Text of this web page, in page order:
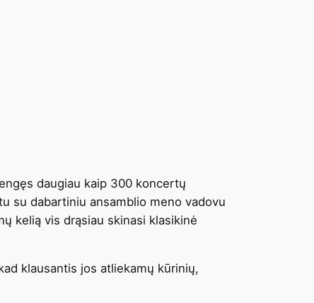
daugiau kaip 300 koncertų
su dabartiniu ansamblio meno vadovu
kelią vis drąsiau skinasi klasikinė
klausantis jos atliekamų kūrinių,